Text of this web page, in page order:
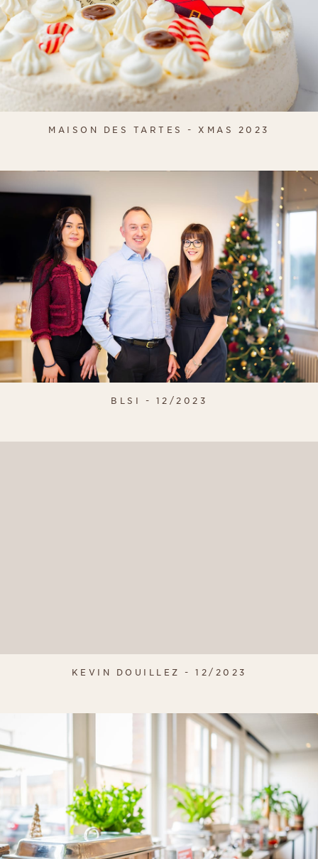
MAISON DES TARTES - XMAS 2023
BLSI - 12/2023
KEVIN DOUILLEZ - 12/2023